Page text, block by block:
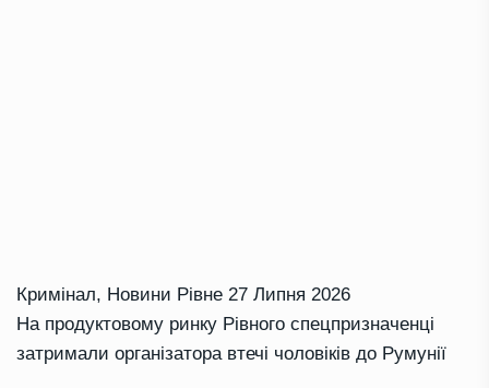
Кримінал, Новини Рівне 27 Липня 2026
На продуктовому ринку Рівного спецпризначенці
затримали організатора втечі чоловіків до Румунії